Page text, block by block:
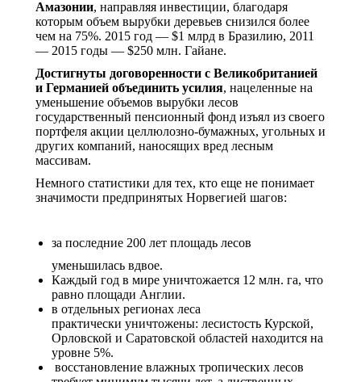
Амазонии, направляя инвестиции, благодаря
которым объем вырубки деревьев снизился более
чем на 75%. 2015 год — $1 млрд в Бразилию, 2011
— 2015 годы — $250 млн. Гайане.
Достигнуты договоренности с Великобританией
и Германией объединить усилия, нацеленные на
уменьшение объемов вырубки лесов
государственный пенсионный фонд изъял из своего
портфеля акции целлюлозно-бумажных, угольных и
других компаний, наносящих вред лесным
массивам.
Немного статистики для тех, кто еще не понимает
значимости предпринятых Норвегией шагов:
за последние 200 лет площадь лесов
уменьшилась вдвое.
Каждый год в мире уничтожается 12 млн. га, что
равно площади Англии.
в отдельных регионах леса
практически уничтожены: лесистость Курской,
Орловской и Саратовской областей находится на
уровне 5%.
восстановление влажных тропических лесов